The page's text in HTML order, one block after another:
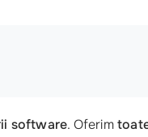
software. Oferim